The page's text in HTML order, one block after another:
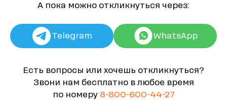
А пока можно откликнуться через:
Telegram WhatsApp
Есть вопросы или хочешь откликнуться?
Звони нам бесплатно в любое время
по номеру 8-800-600-44-27